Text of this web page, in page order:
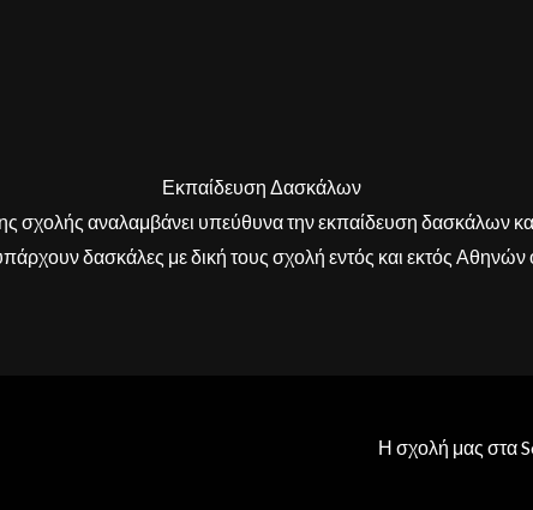
Εκπαίδευση Δασκάλων
σχολής αναλαμβάνει υπεύθυνα την εκπαίδευση δασκάλων
δασκάλες με δική τους σχολή εντός και εκτός Αθηνών
Η σχολή μας στα